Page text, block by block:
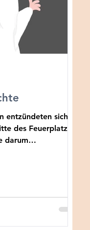
entzündeten sich
des Feuerplatzes
darum